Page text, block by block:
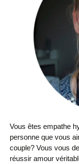
Vous êtes empathe
personne que vous
couple? Vous vous
réussir amour